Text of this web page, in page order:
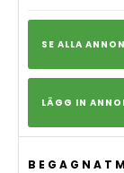
SE ALLA
LÄGG IN